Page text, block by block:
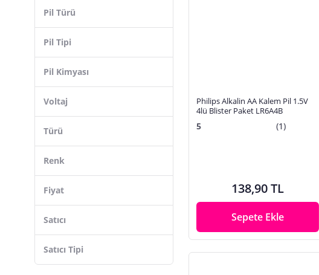
L’EDOREN
12M
Gp
EXENAR
EBL
Vothoon
Pil Türü
Pil Tipi
Pil Kimyası
Voltaj
Türü
Renk
Fiyat
Satıcı
Satıcı Tipi
Philips Alkalin AA Kalem Pil 1.5V
4lü Blister Paket LR6A4B
5 (1)
138,90 TL
Sepete Ekle